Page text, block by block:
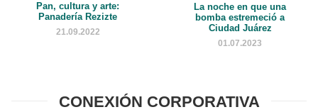
Pan, cultura y arte:
Panadería Rezizte
21.09.2022
La noche en que una
bomba estremeció a
Ciudad Juárez
01.07.2023
CONEXIÓN CORPORATIVA